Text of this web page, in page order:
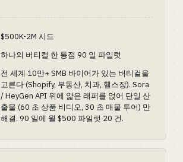
$500K-2M 시드
하나의 버티컬 한 통점 90 일 파일럿
전 세계 10만+ SMB 바이어가 있는 버티컬을
고른다 (Shopify, 부동산, 치과, 헬스장). Sora
/ HeyGen API 위에 얇은 래퍼를 얹어 단일 산
출물 (60 초 상품 비디오, 30 초 매물 투어) 만
해결. 90 일에 월 $500 파일럿 20 건.